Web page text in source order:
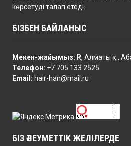
көрсетуді талап етеді.
БІЗБЕН БАЙЛАНЫС
Мекен-жайымыз: ҚР, Алматы қ.,
Телефон: +7 705 133 2525
Email: hair-han@mail.ru
БІЗ ӘЛЕУМЕТТІК ЖЕЛІЛЕРДЕ